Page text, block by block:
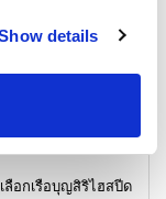
details
ที่รวดเร็วและ
ลือกเรือบุญสิริไฮสปีด